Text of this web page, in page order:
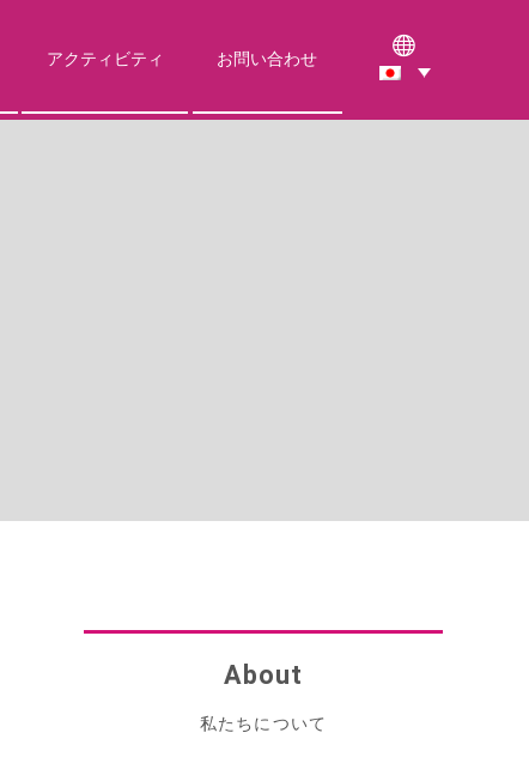
アクティビティ お問い合わせ
About
私たちについて